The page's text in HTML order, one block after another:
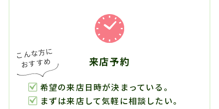
来店予約
希望の来店日時が決まっている。
まずは来店して気軽に相談したい。